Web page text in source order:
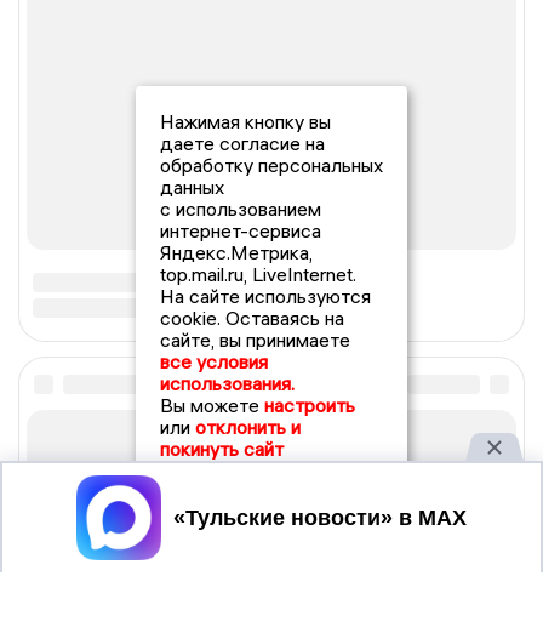
Нажимая кнопку вы
даете согласие на
обработку персональных
данных
с использованием
интернет-сервиса
Яндекс.Метрика,
top.mail.ru, LiveInternet.
На сайте используются
cookie. Оставаясь на
сайте, вы принимаете
все условия
использования.
Вы можете настроить
или отклонить и
покинуть сайт
Принять